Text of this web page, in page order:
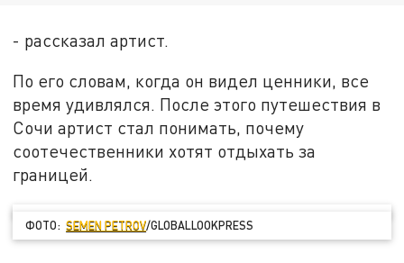
- рассказал артист.
По его словам, когда он видел ценники, все
время удивлялся. После этого путешествия в
Сочи артист стал понимать, почему
соотечественники хотят отдыхать за
границей.
ФОТО:SEMEN PETROV/GLOBALLOOKPRESS